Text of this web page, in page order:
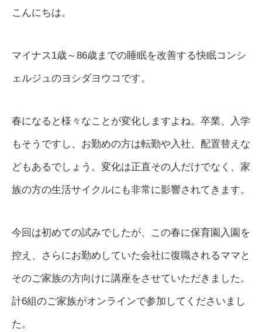
こんにちは。
マイナス1歳～86歳までの睡眠を改善する快眠コンシ
ェルジュのヨシダヨウコです。
春になると様々なことが変化しますよね。卒業、入学
もそうですし、お勤めの方は転勤や入社、配置替えな
どもあるでしょう。変化は正直その人だけでなく、家
族の方の生活サイクルにも非常に影響されてきます。
今回は初めての試みでしたが、この春に保育園入園を
控え、さらにお勤めしていた会社に復職されるママと
そのご家族の方向けに講座をさせていただきました。
計6組のご家族がオンラインで参加してくださいまし
た。